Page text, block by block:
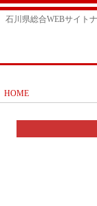
石川県総合WEBサイト
HOME